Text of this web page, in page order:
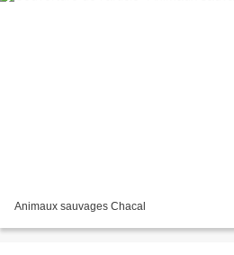
Animaux sauvages Chacal